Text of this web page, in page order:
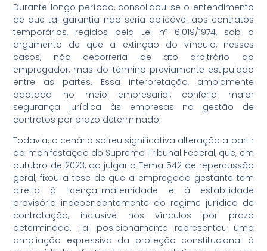
Durante longo período, consolidou-se o entendimento
de que tal garantia não seria aplicável aos contratos
temporários, regidos pela Lei nº 6.019/1974, sob o
argumento de que a extinção do vínculo, nesses
casos, não decorreria de ato arbitrário do
empregador, mas do término previamente estipulado
entre as partes. Essa interpretação, amplamente
adotada no meio empresarial, conferia maior
segurança jurídica às empresas na gestão de
contratos por prazo determinado.
Todavia, o cenário sofreu significativa alteração a partir
da manifestação do Supremo Tribunal Federal, que, em
outubro de 2023, ao julgar o Tema 542 de repercussão
geral, fixou a tese de que a empregada gestante tem
direito à licença-maternidade e à estabilidade
provisória independentemente do regime jurídico de
contratação, inclusive nos vínculos por prazo
determinado. Tal posicionamento representou uma
ampliação expressiva da proteção constitucional à